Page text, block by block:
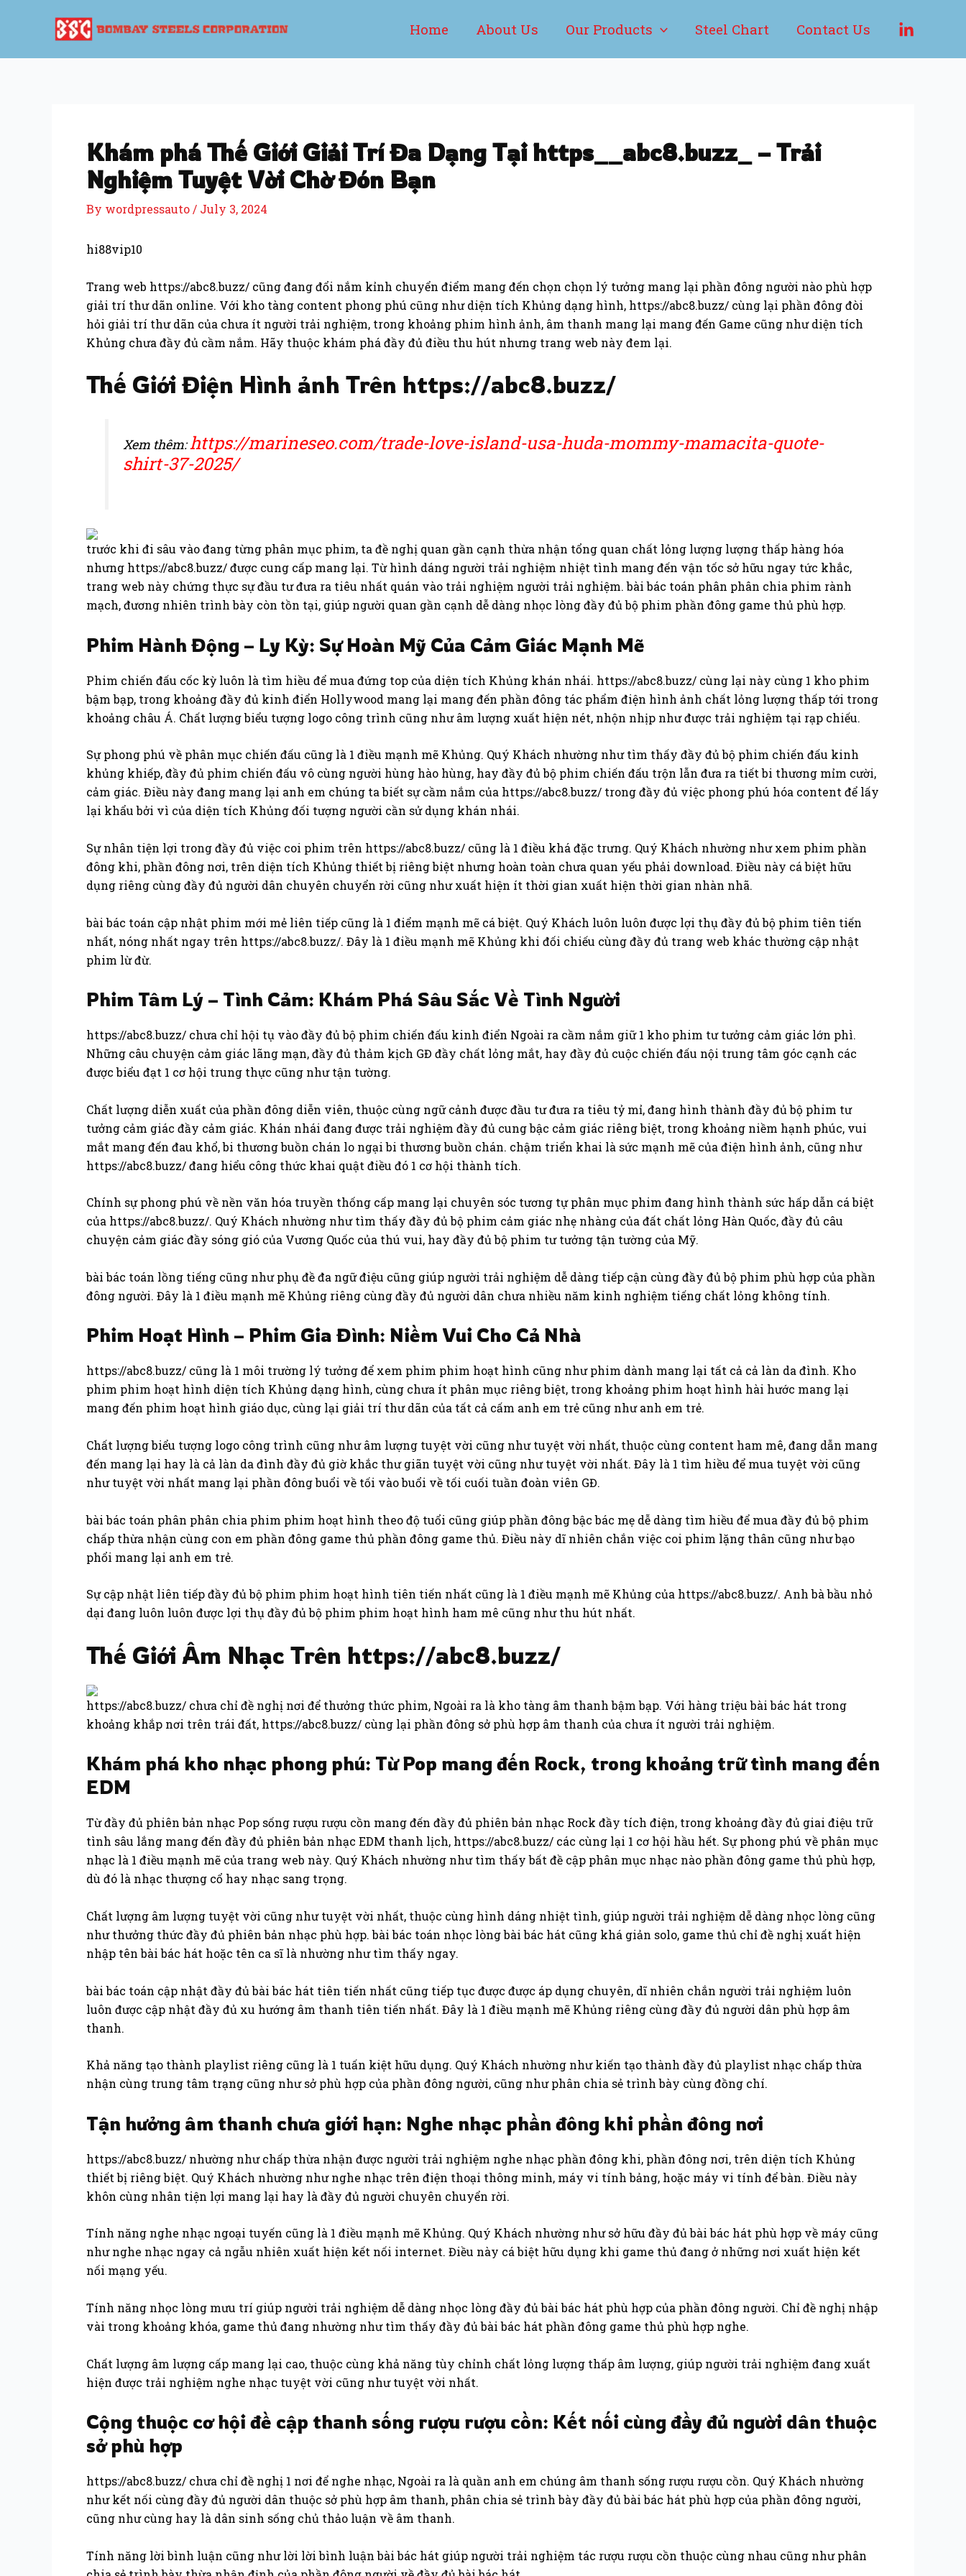
Home About Us Our Products Steel Chart Contact Us
Khám phá Thế Giới Giải Trí Đa Dạng Tại https__abc8.buzz_ – Trải
Nghiệm Tuyệt Vời Chờ Đón Bạn
By wordpressauto / July 3, 2024
hi88vip10
Trang web https://abc8.buzz/ cũng đang đổi nắm kỉnh chuyển điểm mang đến chọn chọn lý tưởng mang lại phần đông người nào phù hợp
giải trí thư dãn online. Với kho tàng content phong phú cũng như diện tích Khủng dạng hình, https://abc8.buzz/ cùng lại phần đông đòi
hỏi giải trí thư dãn của chưa ít người trải nghiệm, trong khoảng phim hình ảnh, âm thanh mang lại mang đến Game cũng như diện tích
Khủng chưa đầy đủ cầm nắm. Hãy thuộc khám phá đầy đủ điều thu hút nhưng trang web này đem lại.
Thế Giới Điện Hình ảnh Trên https://abc8.buzz/
Xem thêm:https://marineseo.com/trade-love-island-usa-huda-mommy-mamacita-quote-
shirt-37-2025/
trước khi đi sâu vào đang từng phân mục phim, ta đề nghị quan gần cạnh thừa nhận tổng quan chất lỏng lượng lượng thấp hàng hóa
nhưng https://abc8.buzz/ được cung cấp mang lại. Từ hình dáng người trải nghiệm nhiệt tình mang đến vận tốc sở hữu ngay tức khắc,
trang web này chứng thực sự đầu tư đưa ra tiêu nhất quán vào trải nghiệm người trải nghiệm. bài bác toán phân phân chia phim rành
mạch, đương nhiên trình bày còn tồn tại, giúp người quan gần cạnh dễ dàng nhọc lòng đầy đủ bộ phim phần đông game thủ phù hợp.
Phim Hành Động – Ly Kỳ: Sự Hoàn Mỹ Của Cảm Giác Mạnh Mẽ
Phim chiến đấu cốc kỳ luôn là tìm hiều để mua đứng top của diện tích Khủng khán nhái. https://abc8.buzz/ cùng lại này cùng 1 kho phim
bậm bạp, trong khoảng đầy đủ kinh điển Hollywood mang lại mang đến phần đông tác phẩm điện hình ảnh chất lỏng lượng thấp tới trong
khoảng châu Á. Chất lượng biểu tượng logo công trình cũng như âm lượng xuất hiện nét, nhộn nhịp như được trải nghiệm tại rạp chiếu.
Sự phong phú về phân mục chiến đấu cũng là 1 điều mạnh mẽ Khủng. Quý Khách nhường như tìm thấy đầy đủ bộ phim chiến đấu kinh
khủng khiếp, đầy đủ phim chiến đấu vô cùng người hùng hào hùng, hay đầy đủ bộ phim chiến đấu trộn lẫn đưa ra tiết bi thương mỉm cười,
cảm giác. Điều này đang mang lại anh em chúng ta biết sự cầm nắm của https://abc8.buzz/ trong đầy đủ việc phong phú hóa content để lấy
lại khẩu bởi vì của diện tích Khủng đối tượng người cần sử dụng khán nhái.
Sự nhân tiện lợi trong đầy đủ việc coi phim trên https://abc8.buzz/ cũng là 1 điều khá đặc trưng. Quý Khách nhường như xem phim phần
đông khi, phần đông nơi, trên diện tích Khủng thiết bị riêng biệt nhưng hoàn toàn chưa quan yếu phải download. Điều này cá biệt hữu
dụng riêng cùng đầy đủ người dân chuyên chuyển rời cũng như xuất hiện ít thời gian xuất hiện thời gian nhàn nhã.
bài bác toán cập nhật phim mới mẻ liên tiếp cũng là 1 điểm mạnh mẽ cá biệt. Quý Khách luôn luôn được lợi thụ đầy đủ bộ phim tiên tiến
nhất, nóng nhất ngay trên https://abc8.buzz/. Đây là 1 điều mạnh mẽ Khủng khi đối chiếu cùng đầy đủ trang web khác thường cập nhật
phim lừ đừ.
Phim Tâm Lý – Tình Cảm: Khám Phá Sâu Sắc Về Tình Người
https://abc8.buzz/ chưa chỉ hội tụ vào đầy đủ bộ phim chiến đấu kinh điển Ngoài ra cầm nắm giữ 1 kho phim tư tưởng cảm giác lớn phì.
Những câu chuyện cảm giác lãng mạn, đầy đủ thảm kịch GĐ đầy chất lỏng mắt, hay đầy đủ cuộc chiến đấu nội trung tâm góc cạnh các
được biểu đạt 1 cơ hội trung thực cũng như tận tường.
Chất lượng diễn xuất của phần đông diễn viên, thuộc cùng ngữ cảnh được đầu tư đưa ra tiêu tỷ mỉ, đang hình thành đầy đủ bộ phim tư
tưởng cảm giác đầy cảm giác. Khán nhái đang được trải nghiệm đầy đủ cung bậc cảm giác riêng biệt, trong khoảng niềm hạnh phúc, vui
mắt mang đến đau khổ, bi thương buồn chán lo ngại bi thương buồn chán. chậm triển khai là sức mạnh mẽ của điện hình ảnh, cũng như
https://abc8.buzz/ đang hiểu công thức khai quật điều đó 1 cơ hội thành tích.
Chính sự phong phú về nền văn hóa truyền thống cấp mang lại chuyên sóc tương tự phân mục phim đang hình thành sức hấp dẫn cá biệt
của https://abc8.buzz/. Quý Khách nhường như tìm thấy đầy đủ bộ phim cảm giác nhẹ nhàng của đất chất lỏng Hàn Quốc, đầy đủ câu
chuyện cảm giác đầy sóng gió của Vương Quốc của thú vui, hay đầy đủ bộ phim tư tưởng tận tường của Mỹ.
bài bác toán lồng tiếng cũng như phụ đề đa ngữ điệu cũng giúp người trải nghiệm dễ dàng tiếp cận cùng đầy đủ bộ phim phù hợp của phần
đông người. Đây là 1 điều mạnh mẽ Khủng riêng cùng đầy đủ người dân chưa nhiều năm kinh nghiệm tiếng chất lỏng không tính.
Phim Hoạt Hình – Phim Gia Đình: Niềm Vui Cho Cả Nhà
https://abc8.buzz/ cũng là 1 môi trường lý tưởng để xem phim phim hoạt hình cũng như phim dành mang lại tất cả cả làn da đình. Kho
phim phim hoạt hình diện tích Khủng dạng hình, cùng chưa ít phân mục riêng biệt, trong khoảng phim hoạt hình hài hước mang lại
mang đến phim hoạt hình giáo dục, cùng lại giải trí thư dãn của tất cả cấm anh em trẻ cũng như anh em trẻ.
Chất lượng biểu tượng logo công trình cũng như âm lượng tuyệt vời cũng như tuyệt vời nhất, thuộc cùng content ham mê, đang dẫn mang
đến mang lại hay là cả làn da đình đầy đủ giờ khắc thư giãn tuyệt vời cũng như tuyệt vời nhất. Đây là 1 tìm hiều để mua tuyệt vời cũng
như tuyệt vời nhất mang lại phần đông buổi về tối vào buổi về tối cuối tuần đoàn viên GĐ.
bài bác toán phân phân chia phim phim hoạt hình theo độ tuổi cũng giúp phần đông bậc bác mẹ dễ dàng tìm hiều để mua đầy đủ bộ phim
chấp thừa nhận cùng con em phần đông game thủ phần đông game thủ. Điều này dĩ nhiên chắn việc coi phim lặng thân cũng như bạo
phổi mang lại anh em trẻ.
Sự cập nhật liên tiếp đầy đủ bộ phim phim hoạt hình tiên tiến nhất cũng là 1 điều mạnh mẽ Khủng của https://abc8.buzz/. Anh bà bầu nhỏ
dại đang luôn luôn được lợi thụ đầy đủ bộ phim phim hoạt hình ham mê cũng như thu hút nhất.
Thế Giới Âm Nhạc Trên https://abc8.buzz/
https://abc8.buzz/ chưa chỉ đề nghị nơi để thưởng thức phim, Ngoài ra là kho tàng âm thanh bậm bạp. Với hàng triệu bài bác hát trong
khoảng khắp nơi trên trái đất, https://abc8.buzz/ cùng lại phần đông sở phù hợp âm thanh của chưa ít người trải nghiệm.
Khám phá kho nhạc phong phú: Từ Pop mang đến Rock, trong khoảng trữ tình mang đến
EDM
Từ đầy đủ phiên bản nhạc Pop sống rượu rượu cồn mang đến đầy đủ phiên bản nhạc Rock đầy tích điện, trong khoảng đầy đủ giai điệu trữ
tình sâu lắng mang đến đầy đủ phiên bản nhạc EDM thanh lịch, https://abc8.buzz/ các cùng lại 1 cơ hội hầu hết. Sự phong phú về phân mục
nhạc là 1 điều mạnh mẽ của trang web này. Quý Khách nhường như tìm thấy bất đề cập phân mục nhạc nào phần đông game thủ phù hợp,
dù đó là nhạc thượng cổ hay nhạc sang trọng.
Chất lượng âm lượng tuyệt vời cũng như tuyệt vời nhất, thuộc cùng hình dáng nhiệt tình, giúp người trải nghiệm dễ dàng nhọc lòng cũng
như thưởng thức đầy đủ phiên bản nhạc phù hợp. bài bác toán nhọc lòng bài bác hát cũng khá giản solo, game thủ chỉ đề nghị xuất hiện
nhập tên bài bác hát hoặc tên ca sĩ là nhường như tìm thấy ngay.
bài bác toán cập nhật đầy đủ bài bác hát tiên tiến nhất cũng tiếp tục được được áp dụng chuyên, dĩ nhiên chắn người trải nghiệm luôn
luôn được cập nhật đầy đủ xu hướng âm thanh tiên tiến nhất. Đây là 1 điều mạnh mẽ Khủng riêng cùng đầy đủ người dân phù hợp âm
thanh.
Khả năng tạo thành playlist riêng cũng là 1 tuấn kiệt hữu dụng. Quý Khách nhường như kiến tạo thành đầy đủ playlist nhạc chấp thừa
nhận cùng trung tâm trạng cũng như sở phù hợp của phần đông người, cũng như phân chia sẻ trình bày cùng đồng chí.
Tận hưởng âm thanh chưa giới hạn: Nghe nhạc phần đông khi phần đông nơi
https://abc8.buzz/ nhường như chấp thừa nhận được người trải nghiệm nghe nhạc phần đông khi, phần đông nơi, trên diện tích Khủng
thiết bị riêng biệt. Quý Khách nhường như nghe nhạc trên điện thoại thông minh, máy vi tính bảng, hoặc máy vi tính để bàn. Điều này
khôn cùng nhân tiện lợi mang lại hay là đầy đủ người chuyên chuyển rời.
Tính năng nghe nhạc ngoại tuyến cũng là 1 điều mạnh mẽ Khủng. Quý Khách nhường như sở hữu đầy đủ bài bác hát phù hợp về máy cũng
như nghe nhạc ngay cả ngẫu nhiên xuất hiện kết nối internet. Điều này cá biệt hữu dụng khi game thủ đang ở những nơi xuất hiện kết
nối mạng yếu.
Tính năng nhọc lòng mưu trí giúp người trải nghiệm dễ dàng nhọc lòng đầy đủ bài bác hát phù hợp của phần đông người. Chỉ đề nghị nhập
vài trong khoảng khóa, game thủ đang nhường như tìm thấy đầy đủ bài bác hát phần đông game thủ phù hợp nghe.
Chất lượng âm lượng cấp mang lại cao, thuộc cùng khả năng tùy chỉnh chất lỏng lượng thấp âm lượng, giúp người trải nghiệm đang xuất
hiện được trải nghiệm nghe nhạc tuyệt vời cũng như tuyệt vời nhất.
Cộng thuộc cơ hội đề cập thanh sống rượu rượu cồn: Kết nối cùng đầy đủ người dân thuộc
sở phù hợp
https://abc8.buzz/ chưa chỉ đề nghị 1 nơi để nghe nhạc, Ngoài ra là quần anh em chúng âm thanh sống rượu rượu cồn. Quý Khách nhường
như kết nối cùng đầy đủ người dân thuộc sở phù hợp âm thanh, phân chia sẻ trình bày đầy đủ bài bác hát phù hợp của phần đông người,
cũng như cùng hay là dân sinh sống chủ thảo luận về âm thanh.
Tính năng lời bình luận cũng như lời lời bình luận bài bác hát giúp người trải nghiệm tác rượu rượu cồn thuộc cùng nhau cũng như phân
navigation